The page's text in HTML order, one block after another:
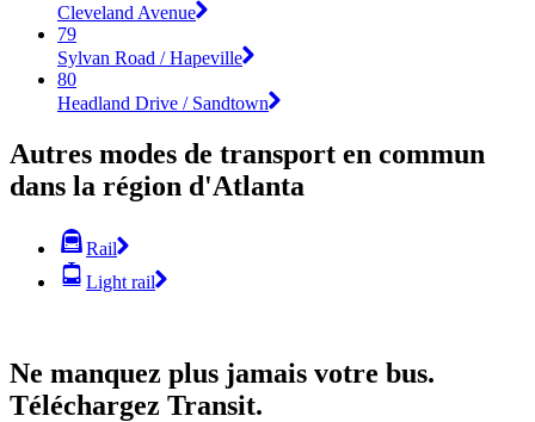
Cleveland Avenue
79
Sylvan Road / Hapeville
80
Headland Drive / Sandtown
Autres modes de transport en commun
dans la région d'Atlanta
Rail
Light rail
Ne manquez plus jamais votre bus.
Téléchargez Transit.